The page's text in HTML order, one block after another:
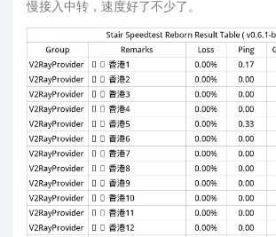
慢接入中转，速度好了不少了。